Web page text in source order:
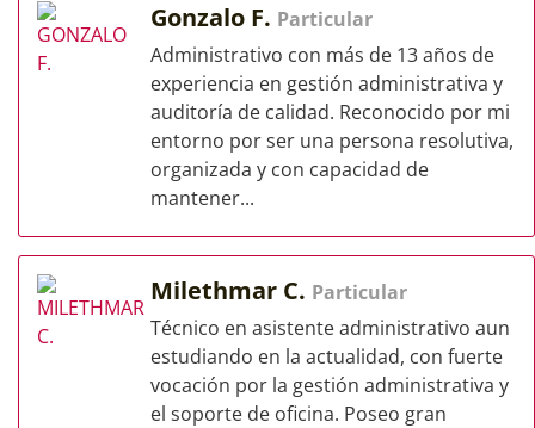
Gonzalo F. Particular
Administrativo con más de 13 años de
experiencia en gestión administrativa y
auditoría de calidad. Reconocido por mi
entorno por ser una persona resolutiva,
organizada y con capacidad de
mantener...
Milethmar C. Particular
Técnico en asistente administrativo aun
estudiando en la actualidad, con fuerte
vocación por la gestión administrativa y
el soporte de oficina. Poseo gran